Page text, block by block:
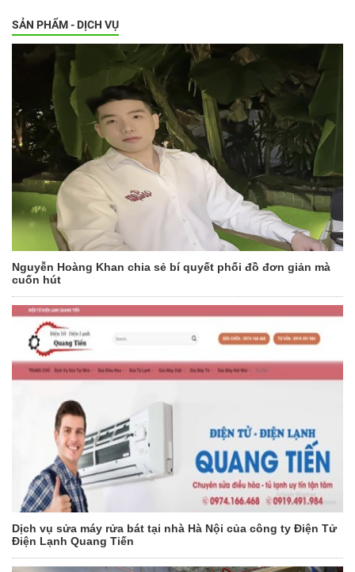
SẢN PHẨM - DỊCH VỤ
Nguyễn Hoàng Khan chia sẻ bí quyết phối đồ đơn giản mà
cuốn hút
Dịch vụ sửa máy rửa bát tại nhà Hà Nội của công ty Điện Tử
Điện Lạnh Quang Tiến